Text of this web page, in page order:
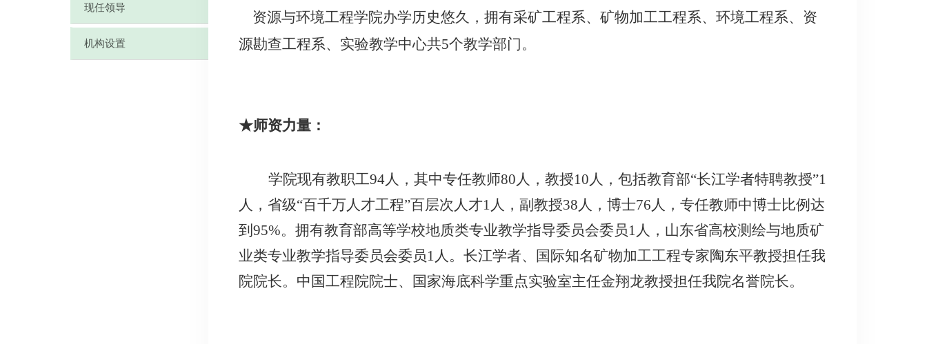
现任领导
机构设置
资源与环境工程学院办学历史悠久，拥有采矿工程系、矿物加工工程系、环境工程系、资
源勘查工程系、实验教学中心共5个教学部门。
★师资力量：
学院现有教职工94人，其中专任教师80人，教授10人， 包括教育部“长江学者特聘教授”1
人，省级“百千万人才工程”百层次人才1人，副教授38人，博士76人，专任教师中博士比例达
到95%。拥有教育部高等学校地质类专业教学指导委员会委员1人，山东省高校测绘与地质矿
业类专业教学指导委员会委员1人。长江学者、国际知名矿物加工工程专家陶东平教授担任我
院院长。中国工程院院士、国家海底科学重点实验室主任金翔龙教授担任我院名誉院长。